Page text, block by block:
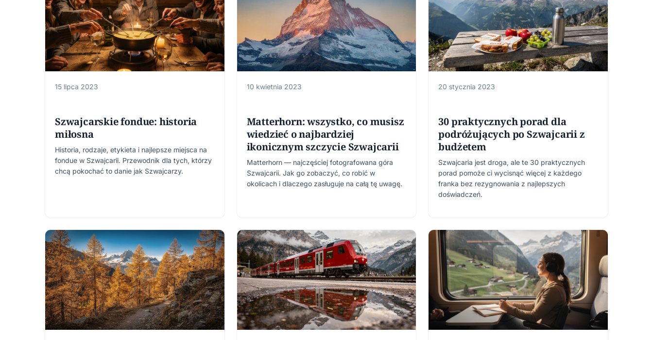
15 lipca 2023
Szwajcarskie fondue: historia
miłosna
Historia, rodzaje, etykieta i najlepsze miejsca na
fondue w Szwajcarii. Przewodnik dla tych, którzy
chcą pokochać to danie jak Szwajcarzy.
10 kwietnia 2023
Matterhorn: wszystko, co musisz
wiedzieć o najbardziej
ikonicznym szczycie Szwajcarii
Matterhorn — najczęściej fotografowana góra
Szwajcarii. Jak go zobaczyć, co robić w
okolicach i dlaczego zasługuje na całą tę uwagę.
20 stycznia 2023
30 praktycznych porad dla
podróżujących po Szwajcarii z
budżetem
Szwajcaria jest droga, ale te 30 praktycznych
porad pomoże ci wycisnąć więcej z każdego
franka bez rezygnowania z najlepszych
doświadczeń.